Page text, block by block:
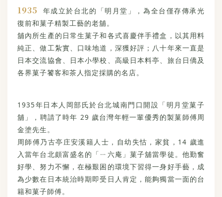
1935
年成立於台北的「明月堂」，為全台僅存傳承光
復前和菓子精製工藝的老舖。
舖內所生產的日常生菓子和各式喜慶伴手禮盒，以其用料
純正、做工紮實、口味地道，深獲好評；八十年來一直是
日本交流協會、日本小學校、高級日本料亭、旅台日僑及
各界菓子饕客和茶人指定採購的名店。
1935年日本人岡部氏於台北城南門口開設「明月堂菓子
舖」，聘請了時年 29 歲台灣年輕一輩優秀的製菓師傅周
金塗先生。
周師傅乃古亭庄安溪籍人士，自幼失怙，家貧，14 歲進
入當年台北頗富盛名的「ㄧ六庵」菓子舖當學徒。他勤奮
好學、努力不懈，在極艱困的環境下習得一身好手藝，成
為少數在日本統治時期即受日人肯定，能夠獨當一面的台
籍和菓子師傅。